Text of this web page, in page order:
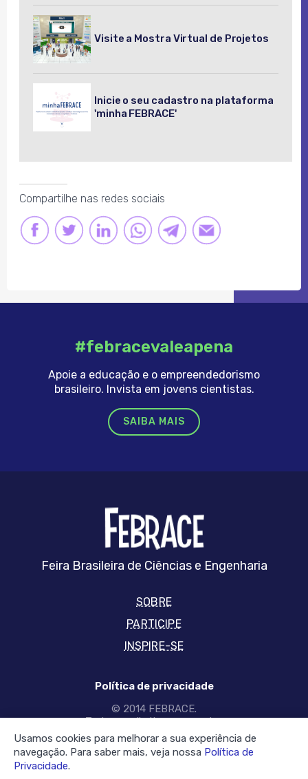
Visite a Mostra Virtual de Projetos
Inicie o seu cadastro na plataforma
'minha FEBRACE'
Compartilhe nas redes sociais
FACEBOOK
LINK
TWITTER
LINK
LINKEDIN
LINK
#febracevaleapena
Apoie a educação e o empreendedorismo
brasileiro. Invista em jovens cientistas.
SAIBA MAIS
FEBRRACE
Feira Brasileira de Ciências e Engenharia
SOBRE
PARTICIPE
INSPIRE-SE
Política de privacidade
© 2014 FEBRACE.
Todos os direitos reservados
SIGA-NOS NAS REDES
Usamos cookies para melhorar a sua experiência de
navegação. Para saber mais, veja nossa Política de
Privacidade.